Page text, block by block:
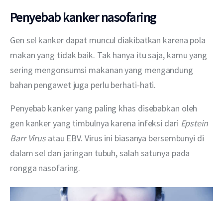
Penyebab kanker nasofaring
Gen sel kanker dapat muncul diakibatkan karena pola
makan yang tidak baik. Tak hanya itu saja, kamu yang
sering mengonsumsi makanan yang mengandung
bahan pengawet juga perlu berhati-hati.
Penyebab kanker yang paling khas disebabkan oleh
gen kanker yang timbulnya karena infeksi dari Epstein
Barr Virus atau EBV. Virus ini biasanya bersembunyi di
dalam sel dan jaringan tubuh, salah satunya pada
rongga nasofaring.